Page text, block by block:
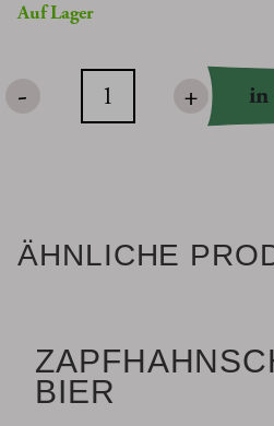
Auf Lager
-
Baumwoll
Biertragetasche
+ in
ÄHNLICHE
BIER